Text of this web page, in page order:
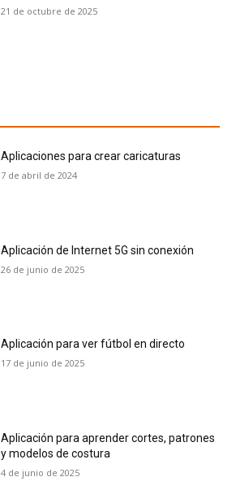
21 de octubre de 2025
Aplicaciones para crear caricaturas
7 de abril de 2024
Aplicación de Internet 5G sin conexión
26 de junio de 2025
Aplicación para ver fútbol en directo
17 de junio de 2025
Aplicación para aprender cortes, patrones
y modelos de costura
4 de junio de 2025